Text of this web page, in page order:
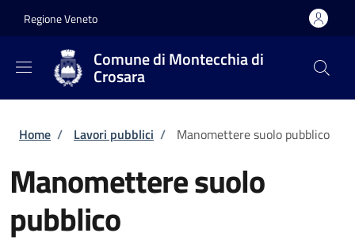
Regione Veneto
Comune di Montecchia di
Crosara
Briciole di pane
Home / Lavori pubblici / Manomettere suolo pubblico
Manomettere suolo
pubblico